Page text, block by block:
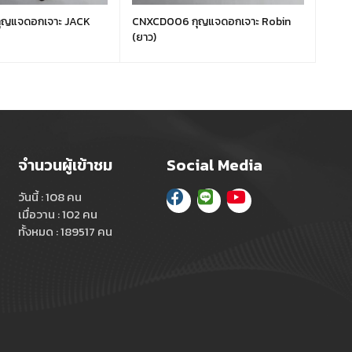
แจดอกเจาะ JACK
CNXCD006 กุญแจดอกเจาะ Robin
(ยาว)
จำนวนผู้เข้าชม
วันนี้ : 108 คน
เมื่อวาน : 102 คน
ทั้งหมด : 189517 คน
Social Media